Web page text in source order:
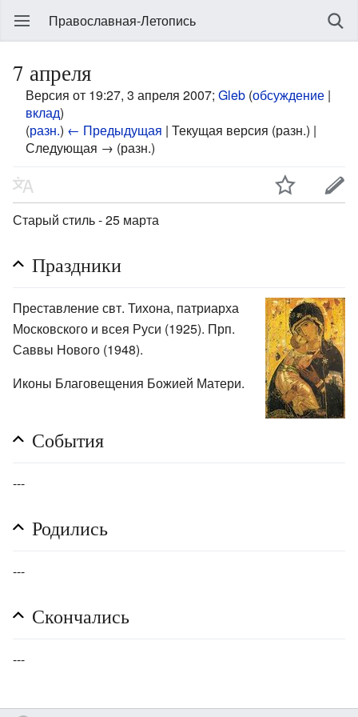
Православная-Летопись
7 апреля
Версия от 19:27, 3 апреля 2007; Gleb (обсуждение |
вклад)
(разн.) ← Предыдущая | Текущая версия (разн.) |
Следующая → (разн.)
Старый стиль - 25 марта
Праздники
Преставление свт. Тихона, патриарха
Московского и всея Руси (1925). Прп.
Саввы Нового (1948).
Иконы Благовещения Божией Матери.
События
---
Родились
---
Скончались
---